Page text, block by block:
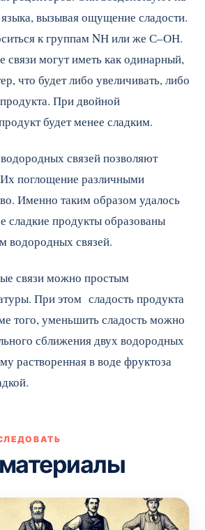
вызывая ощущение сладости.
к группам NН или же С–ОН.
могут иметь как одинарный,
что будет либо увеличивать, либо
При двойной
будет менее сладким.
связей позволяют
поглощение различными
Именно таким образом удалось
сладкие продукты образованы
водородных связей.
связи можно простым
При этом сладость продукта
того, уменьшить сладость можно
сближения двух водородных
растворенная в воде фруктоза